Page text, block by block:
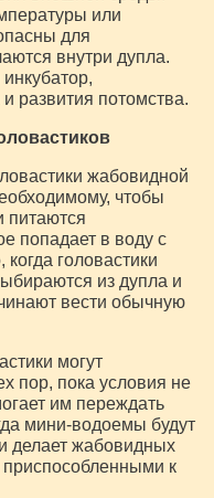
или
для
внутри дупла.
развития потомства.
жабовидной
чтобы
питаются
попадает в воду с
головастики
из дупла и
вести обычную
могут
пор, пока условия не
им переждать
мини-водоемы будут
делает жабовидных
к